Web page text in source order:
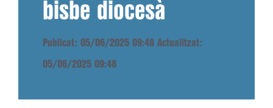
bisbe diocesà
Publicat: 05/06/2025 09:48 Actualitzat:
05/06/2025 09:48